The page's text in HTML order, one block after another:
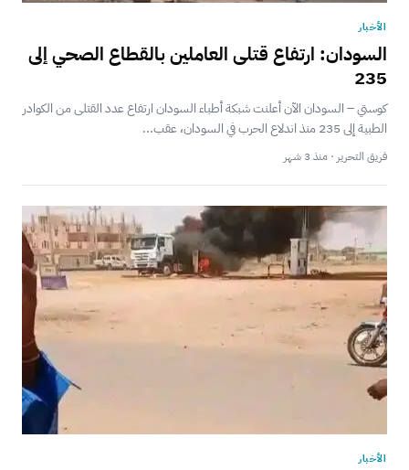
الأخبار
السودان: ارتفاع قتلى العاملين بالقطاع الصحي إلى
235
كوستي – السودان الآن أعلنت شبكة أطباء السودان ارتفاع عدد القتلى من الكوادر
الطبية إلى 235 منذ اندلاع الحرب في السودان، عقب...
فريق التحرير · منذ 3 شهر
الأخبار